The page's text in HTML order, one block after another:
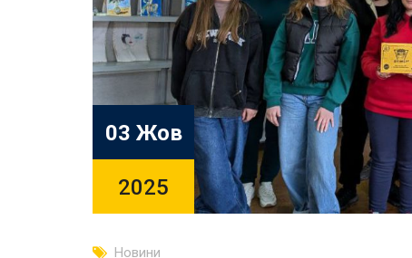
03 Жов
2025
Новини